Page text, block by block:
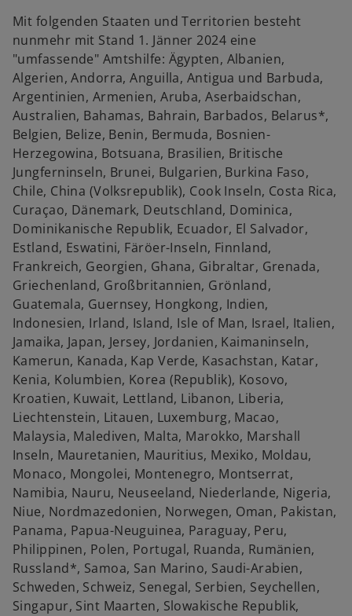
r
d
i
n
e
i
n
e
r
n
e
u
e
n
R
e
g
i
s
t
e
r
k
a
r
t
e
g
e
ö
f
f
Mit folgenden Staaten und Territorien besteht
nunmehr mit Stand 1. Jänner 2024 eine
"umfassende" Amtshilfe: Ägypten, Albanien,
Algerien, Andorra, Anguilla, Antigua und Barbuda,
Argentinien, Armenien, Aruba, Aserbaidschan,
Australien, Bahamas, Bahrain, Barbados, Belarus*,
Belgien, Belize, Benin, Bermuda, Bosnien-
Herzegowina, Botsuana, Brasilien, Britische
Jungferninseln, Brunei, Bulgarien, Burkina Faso,
Chile, China (Volksrepublik), Cook Inseln, Costa Rica,
Curaçao, Dänemark, Deutschland, Dominica,
Dominikanische Republik, Ecuador, El Salvador,
Estland, Eswatini, Färöer-Inseln, Finnland,
Frankreich, Georgien, Ghana, Gibraltar, Grenada,
Griechenland, Großbritannien, Grönland,
Guatemala, Guernsey, Hongkong, Indien,
Indonesien, Irland, Island, Isle of Man, Israel, Italien,
Jamaika, Japan, Jersey, Jordanien, Kaimaninseln,
Kamerun, Kanada, Kap Verde, Kasachstan, Katar,
Kenia, Kolumbien, Korea (Republik), Kosovo,
Kroatien, Kuwait, Lettland, Libanon, Liberia,
Liechtenstein, Litauen, Luxemburg, Macao,
Malaysia, Malediven, Malta, Marokko, Marshall
Inseln, Mauretanien, Mauritius, Mexiko, Moldau,
Monaco, Mongolei, Montenegro, Montserrat,
Namibia, Nauru, Neuseeland, Niederlande, Nigeria,
Niue, Nordmazedonien, Norwegen, Oman, Pakistan,
Panama, Papua-Neuguinea, Paraguay, Peru,
Philippinen, Polen, Portugal, Ruanda, Rumänien,
Russland*, Samoa, San Marino, Saudi-Arabien,
Schweden, Schweiz, Senegal, Serbien, Seychellen,
Singapur, Sint Maarten, Slowakische Republik,